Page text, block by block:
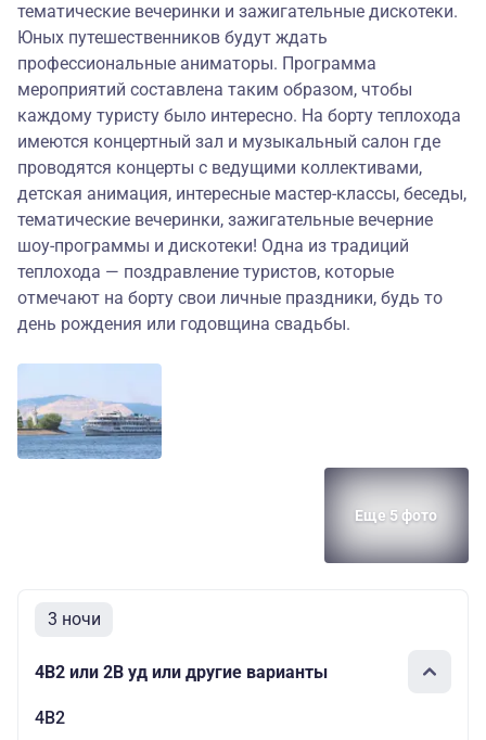
тематические вечеринки и зажигательные дискотеки.
Юных путешественников будут ждать
профессиональные аниматоры. Программа
мероприятий составлена таким образом, чтобы
каждому туристу было интересно. На борту теплохода
имеются концертный зал и музыкальный салон где
проводятся концерты с ведущими коллективами,
детская анимация, интересные мастер-классы, беседы,
тематические вечеринки, зажигательные вечерние
шоу-программы и дискотеки! Одна из традиций
теплохода — поздравление туристов, которые
отмечают на борту свои личные праздники, будь то
день рождения или годовщина свадьбы.
Еще 5 фото
3 ночи
4В2 или 2В уд или другие варианты
4В2